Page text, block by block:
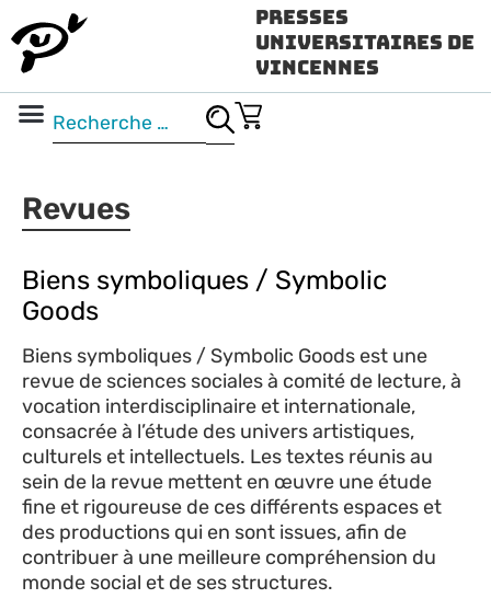
Presses
Universitaires de
Vincennes
Revues
Biens symboliques / Symbolic
Goods
Biens symboliques / Symbolic Goods est une
revue de sciences sociales à comité de lecture, à
vocation interdisciplinaire et internationale,
consacrée à l’étude des univers artistiques,
culturels et intellectuels. Les textes réunis au
sein de la revue mettent en œuvre une étude
fine et rigoureuse de ces différents espaces et
des productions qui en sont issues, afin de
contribuer à une meilleure compréhension du
monde social et de ses structures.